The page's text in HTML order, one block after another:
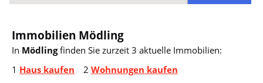
Immobilien Mödling
In Mödlingfinden Sie zurzeit 3 aktuelle Immobilien:
1 Haus kaufen 2 Wohnungen kaufen